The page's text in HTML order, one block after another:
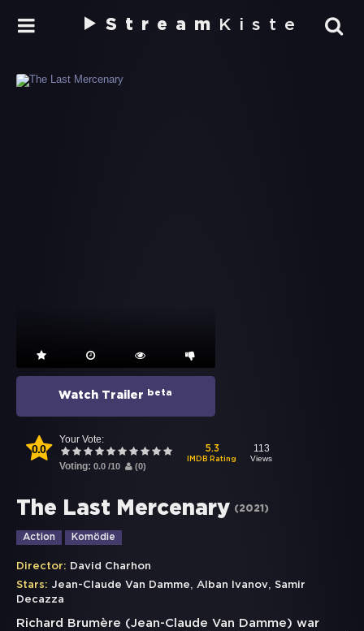
Stream Kiste
Watch Trailer beta
0.0
Your Vote:
Voting: 0.0 /10 (0)
5.3
IMDB Rating
113
Views
The Last Mercenary (2021 )
Action Komödie
Director: David Charhon
Stars: Jean-Claude Van Damme, Alban Ivanov, Samir
Decazza
Richard Brumère (Jean-Claude Van Damme) war